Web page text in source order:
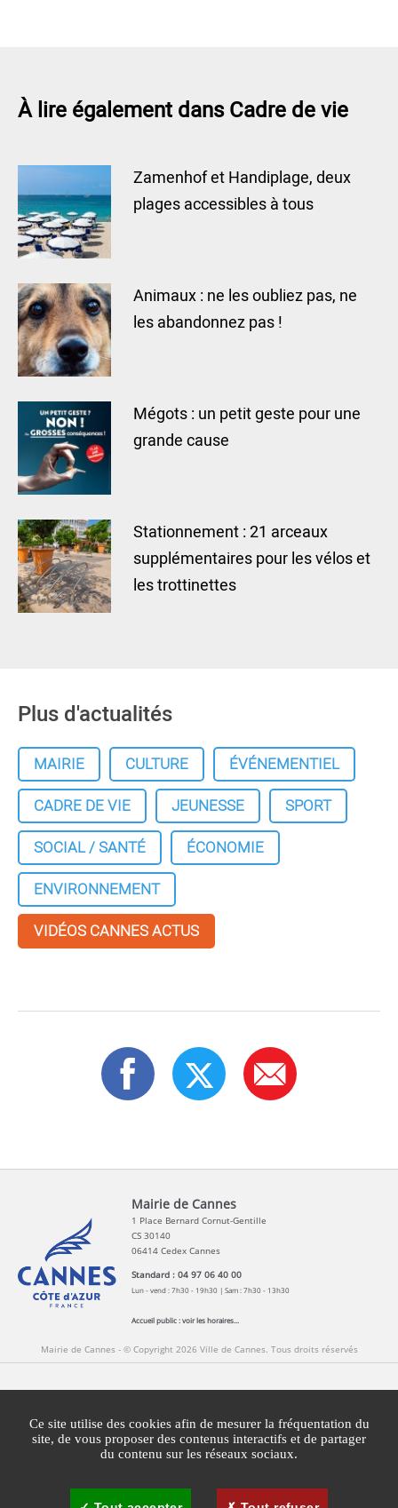
À lire également dans Cadre de vie
Zamenhof et Handiplage, deux
plages accessibles à tous
Animaux : ne les oubliez pas, ne
les abandonnez pas !
Mégots : un petit geste pour une
grande cause
Stationnement : 21 arceaux
supplémentaires pour les vélos et
les trottinettes
Plus d'actualités
MAIRIE CULTURE
ÉVÉNEMENTIEL
CADRE DE VIE
JEUNESSE
SPORT
SOCIAL / SANTÉ
ÉCONOMIE
ENVIRONNEMENT
VIDÉOS CANNES ACTUS
Mairie de Cannes
1 Place Bernard Cornut-Gentille
CS 30140
06414 Cedex Cannes
Standard : 04 97 06 40 00
Lun - vend : 7h30 - 19h30 | Sam : 7h30 - 13h30
Accueil public :voir les horaires...
Mairie de Cannes - © Copyright 2026 Ville de Cannes. Tous droits réservés
Mentions légales Agglomération Cannes Lérins
Plan du site Gestion des cookies
Ce site utilise des cookies afin de mesurer la fréquentation du
site, de vous proposer des contenus interactifs et de partager
du contenu sur les réseaux sociaux.